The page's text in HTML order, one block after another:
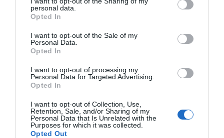
personal data.
Opted In
I want to opt-out of the Sale of my
Personal Data.
Opted In
I want to opt-out of processing my
Personal Data for Targeted Advertising.
Opted In
I want to opt-out of Collection, Use,
Retention, Sale, and/or Sharing of my
Personal Data that Is Unrelated with the
Purposes for which it was collected.
Opted Out
Helgrillad vildsvinsytterfilé
Grilla en hel ytterfilé av vildsvin och servera med
goda tillbehör från grillen. Vildsvinsytterfilén...